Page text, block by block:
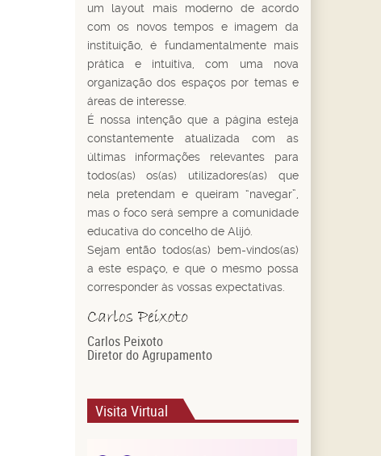
um layout mais moderno de acordo
com os novos tempos e imagem da
instituição, é fundamentalmente mais
prática e intuitiva, com uma nova
organização dos espaços por temas e
áreas de interesse.
É nossa intenção que a página esteja
constantemente atualizada com as
últimas informações relevantes para
todos(as) os(as) utilizadores(as) que
nela pretendam e queiram “navegar”,
mas o foco será sempre a comunidade
educativa do concelho de Alijó.
Sejam então todos(as) bem-vindos(as)
a este espaço, e que o mesmo possa
corresponder às vossas expectativas.
Carlos Peixoto
Diretor do Agrupamento
Visita Virtual